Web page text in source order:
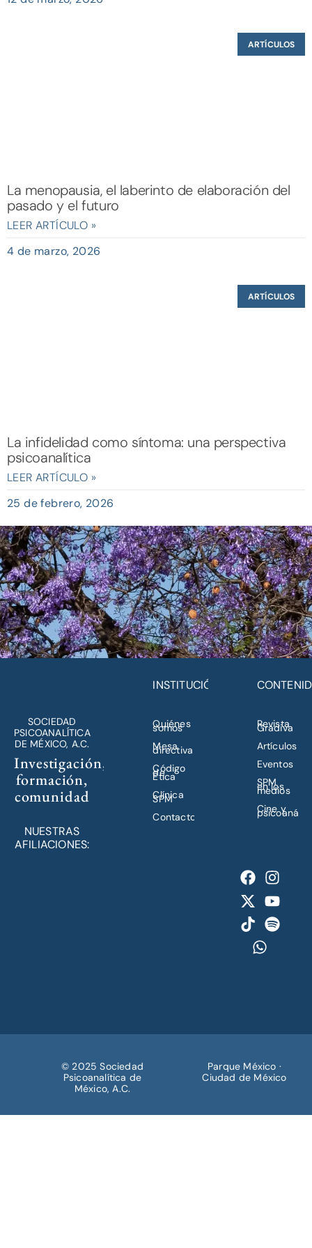
ARTÍCULOS
La menopausia, el laberinto de elaboración del
pasado y el futuro
LEER ARTÍCULO »
4 de marzo, 2026
ARTÍCULOS
La infidelidad como síntoma: una perspectiva
psicoanalítica
LEER ARTÍCULO »
25 de febrero, 2026
SOCIEDAD
PSICOANALÍTICA
DE MÉXICO, A.C.
Investigación,
formación,
comunidad
NUESTRAS
AFILIACIONES:
INSTITUCIÓN
Quiénes
somos
Mesa
directiva
Código
de
Ética
Clínica
SPM
Contacto
Revista
Gradiva
Artículos
Eventos
SPM
en los
medios
Cine y
© 2025 Sociedad
Psicoanalítica de
México, A.C.
Parque México ·
Ciudad de México